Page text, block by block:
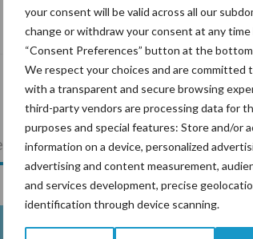
your consent will be valid across all our
change or withdraw your consent at any
“Consent Preferences” button at the
We respect your choices and are committed
with a transparent and secure browsing
third-party vendors are processing data for
purposes and special features: Store and/or
information on a device, personalized
advertising and content measurement,
and services development, precise
identification through device scanning.
De speenhuid: een vaak
risicofactor voor mastitis
Veevoer Wet en